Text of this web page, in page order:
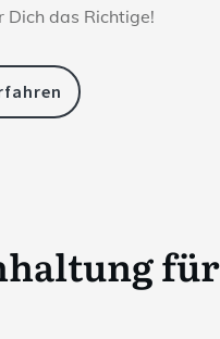
Dich das Richtige!
für